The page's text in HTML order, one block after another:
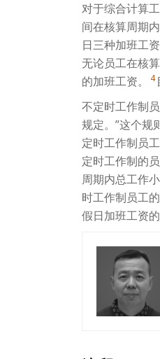
对于综合计算
间在核算周期
日三种加班工
无论员工在核
的加班工资。
4
不定时工作制
规定。”这个规
定时工作制员
定时工作制的
周期内总工作
时工作制员工
假日加班工资的